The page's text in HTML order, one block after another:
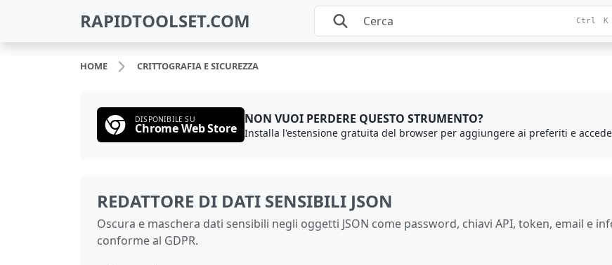
RAPIDTOOLSET.COM Ctrl K
HOME CRITTOGRAFIA E SICUREZZA
DISPONIBILE SU
Chrome Web Store
NON VUOI PERDERE QUESTO STRUMENTO?
REDATTORE DI DATI SENSIBILI JSON
Oscura e maschera dati sensibili negli oggetti JSON come password, chiavi API, token, email e
conforme al GDPR.